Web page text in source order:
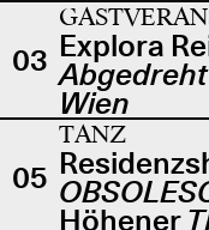
03 Explora
Wien
05
TANZ
Höhener